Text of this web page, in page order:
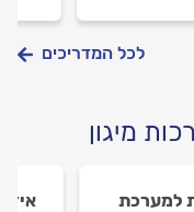
לכל המדריכים
מיגון
למערכת